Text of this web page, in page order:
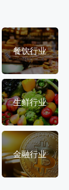
餐饮行业
生鲜行业
金融行业